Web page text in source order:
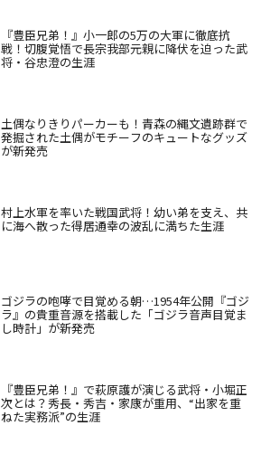
『豊臣兄弟！』小一郎の5万の大軍に徹底抗
戦！切腹覚悟で長宗我部元親に降伏を迫った武
将・谷忠澄の生涯
土偶なりきりパーカーも！青森の縄文遺跡群で
発掘された土偶がモチーフのキュートなグッズ
が新発売
村上水軍を率いた戦国武将！幼い弟を支え、共
に海へ散った得居通幸の波乱に満ちた生涯
ゴジラの咆哮で目覚める朝…1954年公開『ゴジ
ラ』の貴重音源を搭載した「ゴジラ音声目覚ま
し時計」が新発売
『豊臣兄弟！』で萩原護が演じる武将・小堀正
次とは？秀長・秀吉・家康が重用、“出家を重
ねた実務派”の生涯